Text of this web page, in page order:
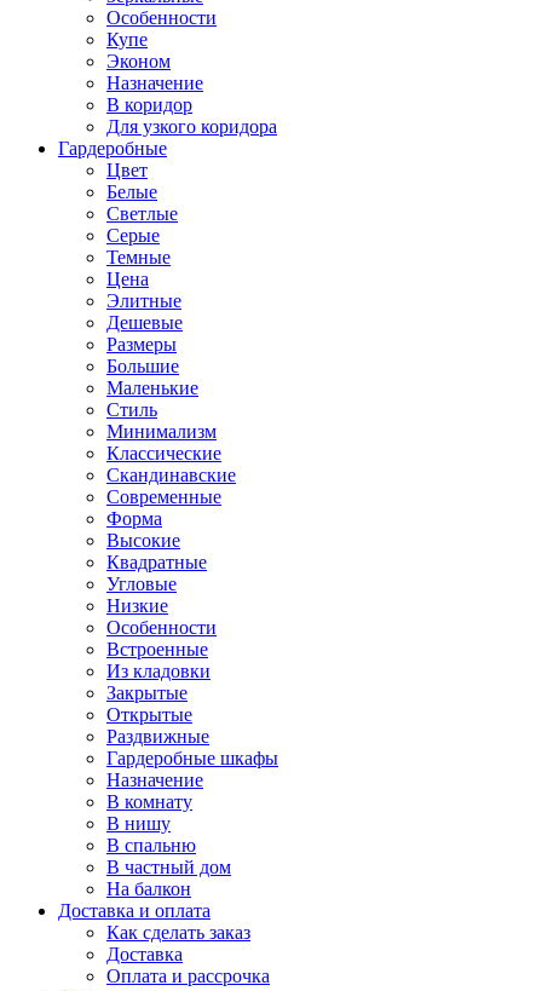
Особенности
Купе
Эконом
Назначение
В коридор
Для узкого коридора
Гардеробные
Цвет
Белые
Светлые
Серые
Темные
Цена
Элитные
Дешевые
Размеры
Большие
Маленькие
Стиль
Минимализм
Классические
Скандинавские
Современные
Форма
Высокие
Квадратные
Угловые
Низкие
Особенности
Встроенные
Из кладовки
Закрытые
Открытые
Раздвижные
Гардеробные шкафы
Назначение
В комнату
В нишу
В спальню
В частный дом
На балкон
Доставка и оплата
Как сделать заказ
Доставка
Оплата и рассрочка